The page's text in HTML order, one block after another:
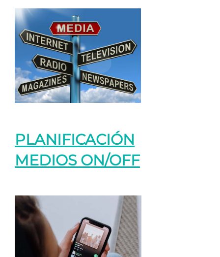
PLANIFICACIÓN
MEDIOS ON/OFF